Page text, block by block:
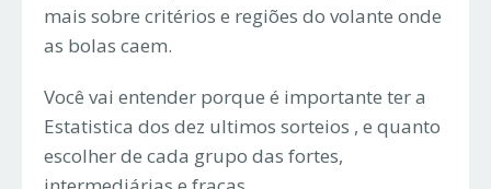
mais sobre critérios e regiões do volante onde
as bolas caem.
Você vai entender porque é importante ter a
Estatistica dos dez ultimos sorteios , e quanto
escolher de cada grupo das fortes,